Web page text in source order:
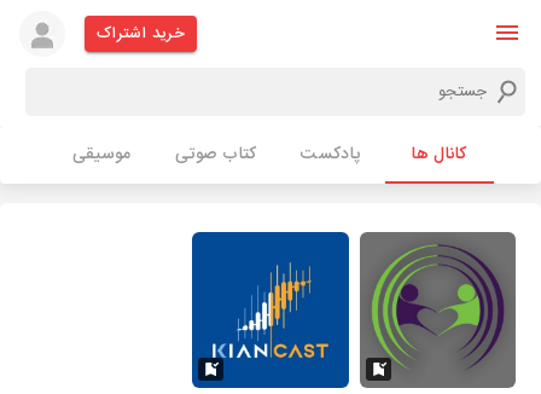
خرید اشتراک
کانال ها پادکست کتاب صوتی موسیقی